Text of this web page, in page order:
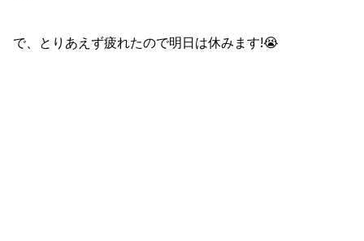
で、とりあえず疲れたので明日は休みます!😭